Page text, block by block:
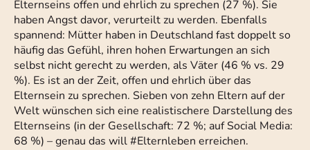
Elternseins offen und ehrlich zu sprechen (27 %). Sie
haben Angst davor, verurteilt zu werden. Ebenfalls
spannend: Mütter haben in Deutschland fast doppelt so
häufig das Gefühl, ihren hohen Erwartungen an sich
selbst nicht gerecht zu werden, als Väter (46 % vs. 29
%). Es ist an der Zeit, offen und ehrlich über das
Elternsein zu sprechen. Sieben von zehn Eltern auf der
Welt wünschen sich eine realistischere Darstellung des
Elternseins (in der Gesellschaft: 72 %; auf Social Media:
68 %) – genau das will #Elternleben erreichen.